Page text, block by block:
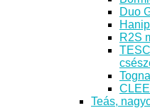
Duo
R2S
Teás,